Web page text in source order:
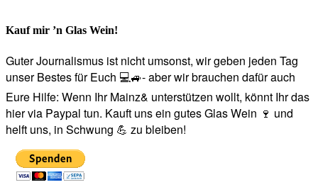
Kauf mir ’n Glas Wein!
Guter Journalismus ist nicht umsonst, wir geben jeden Tag
unser Bestes für Euch 💻🚙- aber wir brauchen dafür auch
Eure Hilfe: Wenn Ihr Mainz& unterstützen wollt, könnt Ihr das
hier via Paypal tun. Kauft uns ein gutes Glas Wein 🍷 und
helft uns, in Schwung 💪 zu bleiben!